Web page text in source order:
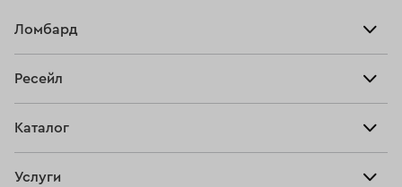
Ломбард
Тарифы
Ресейл
Купить
Каталог
Услуги